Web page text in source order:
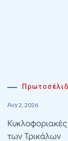
Αυγ 2, 2026
των Τρικάλων